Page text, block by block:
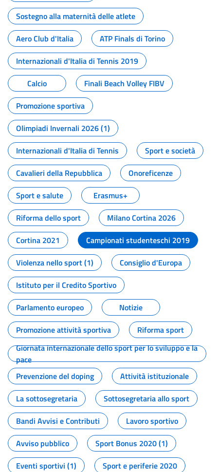
Sostegno alla maternità delle atlete
Aero Club d'Italia
ATP Finals di Torino
Internazionali d'Italia di Tennis 2019
Calcio
Finali Beach Volley FIBV
Promozione sportiva
Olimpiadi Invernali 2026 (1)
Internazionali d'Italia di Tennis
Sport e società
Cavalieri della Repubblica
Onoreficenze
Sport e salute
Erasmus+
Riforma dello sport
Milano Cortina 2026
Cortina 2021
Campionati studenteschi 2019
Violenza nello sport (1)
Consiglio d'Europa
Istituto per il Credito Sportivo
Parlamento europeo
Notizie
Promozione attività sportiva
Riforma sport
Giornata internazionale dello sport per lo sviluppo e la
pace
Prevenzione del doping
Attività istituzionale
La sottosegretaria
Sottosegretaria allo sport
Bandi Avvisi e Contributi
Lavoro sportivo
Avviso pubblico
Sport Bonus 2020 (1)
Eventi sportivi (1)
Sport e periferie 2020